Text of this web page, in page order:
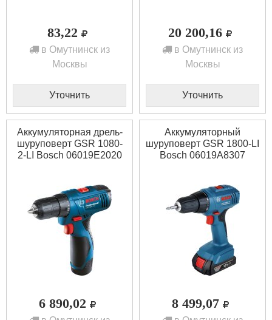
83,22
в Омутнинск из
Москвы
Уточнить
20 200,16
в Омутнинск из
Москвы
Уточнить
Аккумуляторная дрель-
шуруповерт GSR 1080-
2-LI Bosсh 06019E2020
6 890,02
Аккумуляторный
шуруповерт GSR 1800-LI
Bosch 06019A8307
8 499,07